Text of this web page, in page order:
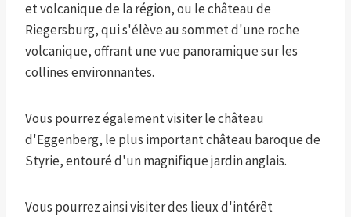
et volcanique de la région, ou le château de
Riegersburg, qui s'élève au sommet d'une roche
volcanique, offrant une vue panoramique sur les
collines environnantes.
Vous pourrez également visiter le château
d'Eggenberg, le plus important château baroque de
Styrie, entouré d'un magnifique jardin anglais.
Vous pourrez ainsi visiter des lieux d'intérêt